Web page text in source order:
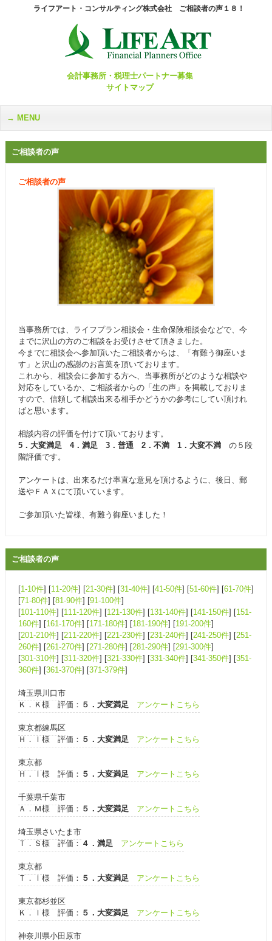
ライフアート・コンサルティング株式会社 ご相談者の声１８！
会計事務所・税理士パートナー募集
サイトマップ
MENU
ご相談者の声
ご相談者の声
当事務所では、ライフプラン相談会・生命保険相談会などで、今
までに沢山の方のご相談をお受けさせて頂きました。
今までに相談会へ参加頂いたご相談者からは、「有難う御座いま
す」と沢山の感謝のお言葉を頂いております。
これから、相談会に参加する方へ、当事務所がどのような相談や
対応をしているか、ご相談者からの「生の声」を掲載しておりま
すので、信頼して相談出来る相手かどうかの参考にしてい頂けれ
ばと思います。
相談内容の評価を付けて頂いております。
5．大変満足 4．満足 3．普通 2．不満 1．大変不満の５段
階評価です。
アンケートは、出来るだけ率直な意見を頂けるように、後日、郵
送やＦＡＸにて頂いています。
ご参加頂いた皆様、有難う御座いました！
ご相談者の声
[1-10件] [11-20件] [21-30件] [31-40件] [41-50件] [51-60件] [61-70件]
[71-80件] [81-90件] [91-100件]
[101-110件] [111-120件] [121-130件] [131-140件] [141-150件] [151-
160件] [161-170件] [171-180件] [181-190件] [191-200件]
[201-210件] [211-220件] [221-230件] [231-240件] [241-250件] [251-
260件] [261-270件] [271-280件] [281-290件] [291-300件]
[301-310件] [311-320件] [321-330件] [331-340件] [341-350件] [351-
360件] [361-370件] [371-379件]
埼玉県川口市
Ｋ．Ｋ様 評価： ５．大変満足 アンケートこちら
東京都練馬区
Ｈ．Ｉ様 評価： ５．大変満足 アンケートこちら
東京都
Ｈ．Ｉ様 評価： ５．大変満足 アンケートこちら
千葉県千葉市
Ａ．Ｍ様 評価： ５．大変満足 アンケートこちら
埼玉県さいたま市
Ｔ．Ｓ様 評価： ４．満足 アンケートこちら
東京都
Ｔ．Ｉ様 評価： ５．大変満足 アンケートこちら
東京都杉並区
Ｋ．Ｉ様 評価： ５．大変満足 アンケートこちら
神奈川県小田原市